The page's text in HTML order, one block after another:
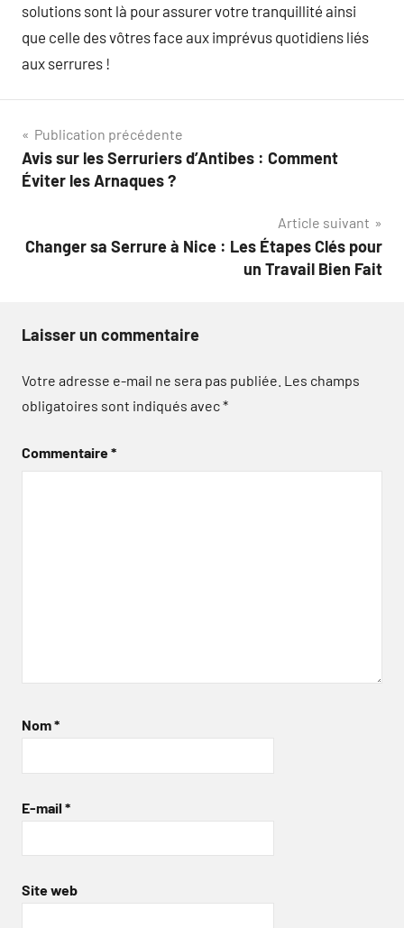
solutions sont là pour assurer votre tranquillité ainsi
que celle des vôtres face aux imprévus quotidiens liés
aux serrures !
Navigation
de
Publication précédente
Avis sur les Serruriers d’Antibes : Comment
Éviter les Arnaques ?
Article suivant
Changer sa Serrure à Nice : Les Étapes Clés pour
un Travail Bien Fait
Laisser un commentaire
Votre adresse e-mail ne sera pas publiée. Les champs
obligatoires sont indiqués avec*
Commentaire*
Nom*
E-mail *
Site web